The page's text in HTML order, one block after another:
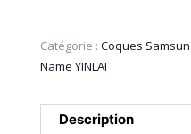
Catégorie : Coques
Name YINLAI
Description